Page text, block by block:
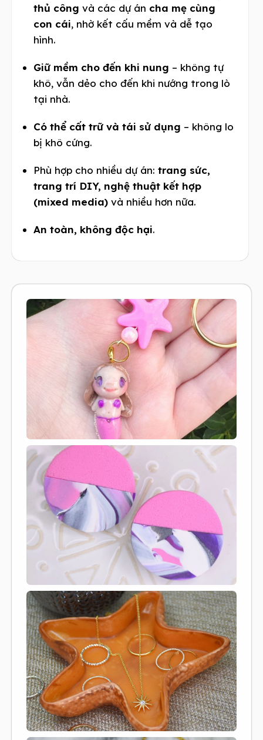
thủ công và các dự án cha mẹ cùng
con cái, nhờ kết cấu mềm và dễ tạo
hình.
Giữ mềm cho đến khi nung – không tự
khô, vẫn dẻo cho đến khi nướng trong lò
tại nhà.
Có thể cất trữ và tái sử dụng – không lo
bị khô cứng.
Phù hợp cho nhiều dự án:trang sức,
trang trí DIY, nghệ thuật kết hợp
(mixed media) và nhiều hơn nữa.
An toàn, không độc hại.